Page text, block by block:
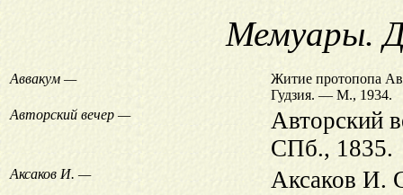
Мемуары.
Аввакум —
Житие протопопа
Гудзия. — М., 1934.
Авторский вечер —
Авторский
СПб., 1835.
Аксаков И. — Аксаков